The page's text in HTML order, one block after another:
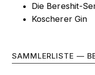
Die Bereshit-
Koscherer Gin
SAMMLERLISTE —